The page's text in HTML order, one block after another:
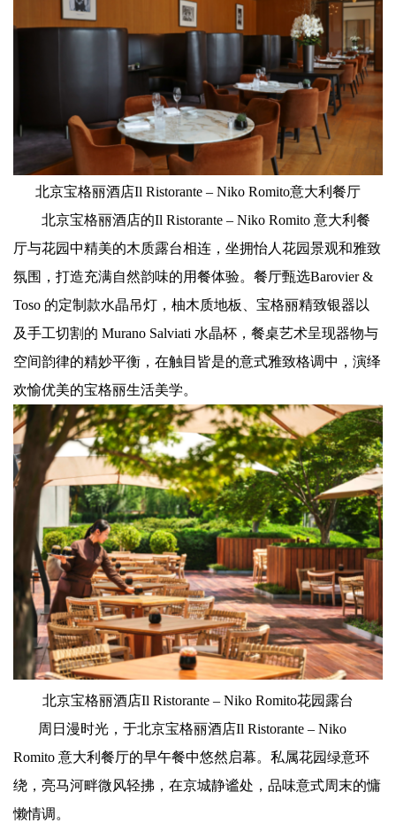
北京宝格丽酒店Il Ristorante – Niko Romito意大利餐厅
北京宝格丽酒店的Il Ristorante – Niko Romito 意大利餐
厅与花园中精美的木质露台相连，坐拥怡人花园景观和雅致
氛围，打造充满自然韵味的用餐体验。餐厅甄选Barovier &
Toso 的定制款水晶吊灯，柚木质地板、宝格丽精致银器以
及手工切割的 Murano Salviati 水晶杯，餐桌艺术呈现器物与
空间韵律的精妙平衡，在触目皆是的意式雅致格调中，演绎
欢愉优美的宝格丽生活美学。
北京宝格丽酒店Il Ristorante – Niko Romito花园露台
周日漫时光，于北京宝格丽酒店Il Ristorante – Niko
Romito 意大利餐厅的早午餐中悠然启幕。私属花园绿意环
绕，亮马河畔微风轻拂，在京城静谧处，品味意式周末的慵
懒情调。